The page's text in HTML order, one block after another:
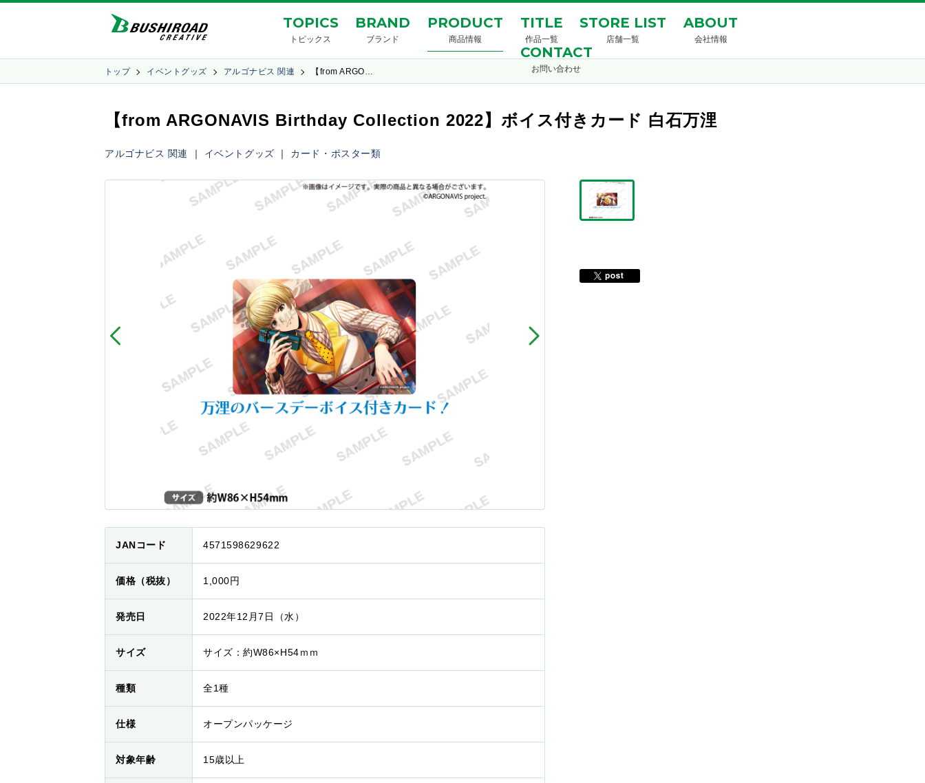
TOPICS
トピックス
BRAND
ブランド
PRODUCT
商品情報
TITLE
作品一覧
STORE LIST
店舗一覧
ABOUT
会社情報
CONTACT
お問い合わせ
トップ イベントグッズ アルゴナビス 関連 【from ARGO…
【from ARGONAVIS Birthday Collection 2022】ボイス付きカード 白石万浬
アルゴナビス 関連 ｜ イベントグッズ ｜ カード・ポスター類
JANコード 4571598629622
価格（税抜） 1,000円
発売日 2022年12月7日（水）
サイズ サイズ：約W86×H54ｍｍ
種類 全1種
仕様 オープンパッケージ
対象年齢 15歳以上